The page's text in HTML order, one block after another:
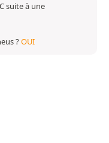
suite à une
?OUI